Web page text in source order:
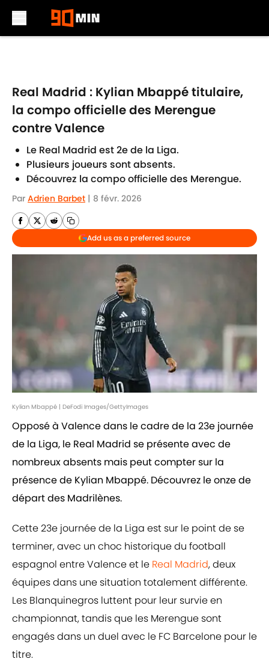
Real Madrid : Kylian Mbappé titulaire,
la compo officielle des Merengue
contre Valence
Le Real Madrid est 2e de la Liga.
Plusieurs joueurs sont absents.
Découvrez la compo officielle des Merengue.
Par Adrien Barbet | 8 févr. 2026
Add us as a preferred source
Kylian Mbappé | DeFodi Images/GettyImages
Opposé à Valence dans le cadre de la 23e journée
de la Liga, le Real Madrid se présente avec de
nombreux absents mais peut compter sur la
présence de Kylian Mbappé. Découvrez le onze de
départ des Madrilènes.
Cette 23e journée de la Liga est sur le point de se
terminer, avec un choc historique du football
espagnol entre Valence et le Real Madrid, deux
équipes dans une situation totalement différente.
Les Blanquinegros luttent pour leur survie en
championnat, tandis que les Merengue sont
engagés dans un duel avec le FC Barcelone pour le
titre.